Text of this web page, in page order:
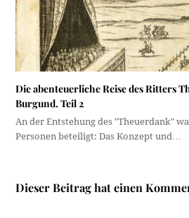
Die abenteuerliche Reise des Ritters
Burgund. Teil 2
An der Entstehung des "Theuerdank"
Personen beteiligt: Das Konzept und…
Dieser Beitrag hat einen